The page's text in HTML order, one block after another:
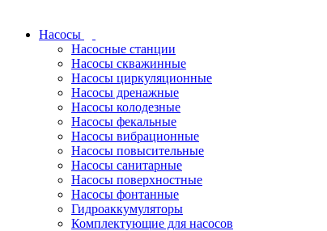
Насосы
Насосные станции
Насосы скважинные
Насосы циркуляционные
Насосы дренажные
Насосы колодезные
Насосы фекальные
Насосы вибрационные
Насосы повысительные
Насосы санитарные
Насосы поверхностные
Насосы фонтанные
Гидроаккумуляторы
Комплектующие для насосов